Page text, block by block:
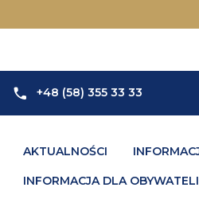
+48 (58) 355 33 33
AKTUALNOŚCI
INFORMACJA DLA